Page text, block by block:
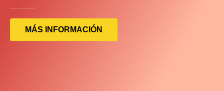
MÁS INFORMACIÓN